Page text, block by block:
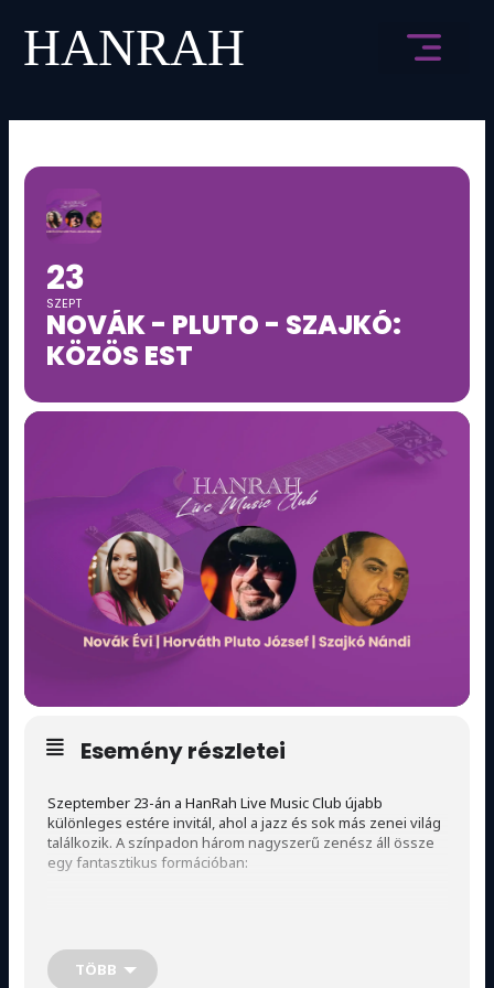
content
23
SZEPT
NOVÁK - PLUTO - SZAJKÓ:
KÖZÖS EST
Esemény részletei
Szeptember 23-án a HanRah Live Music Club újabb
különleges estére invitál, ahol a jazz és sok más zenei világ
találkozik. A színpadon három nagyszerű zenész áll össze
egy fantasztikus formációban:
TÖBB